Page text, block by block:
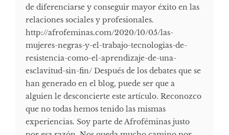
de diferenciarse y conseguir mayor éxito en las
relaciones sociales y profesionales.
http://afrofeminas.com/2020/10/05/las-
mujeres-negras-y-el-trabajo-tecnologias-de-
resistencia-como-el-aprendizaje-de-una-
esclavitud-sin-fin/ Después de los debates que se
han generado en el blog, puede ser que a
alguien le desconcierte este artículo. Reconozco
que no todas hemos tenido las mismas
experiencias. Soy parte de Afroféminas justo